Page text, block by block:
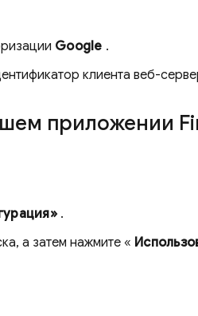
Google .
клиента веб-
приложении
.
а затем нажмите «